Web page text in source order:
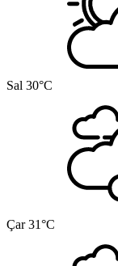
Sal 30°C
Çar 31°C